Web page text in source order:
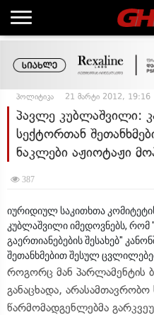
პოლიტიკა 21 მარტი 2012, 19:16
პავლე კუბლაშვილი:
სექტორთან
ნაკლები აჟიოტაჟი
387
იურიდიულ საკითხთა
კუბლაშვილი იმედოვნებს,
გაერთიანებების შესახებ"
შეთანხმებით შესულ
როგორც მან პარლამენტის
განაცხადა,
წარმომადგენლებმა